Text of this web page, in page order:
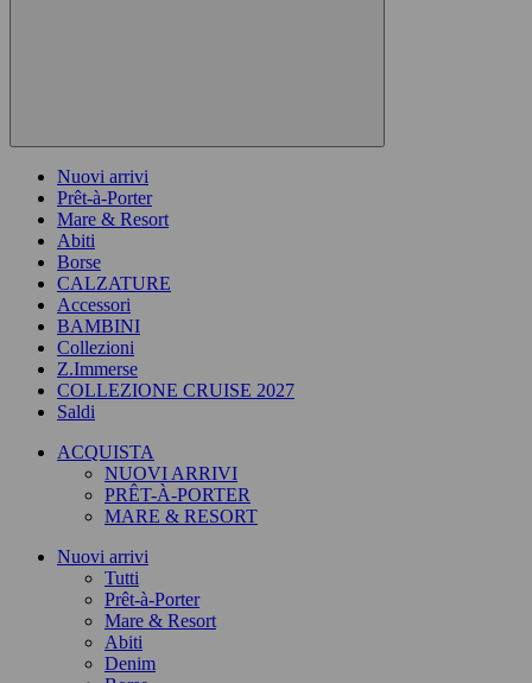
Nuovi arrivi
Prêt-à-Porter
Mare & Resort
Abiti
Borse
CALZATURE
Accessori
BAMBINI
Collezioni
Z.Immerse
COLLEZIONE CRUISE 2027
Saldi
ACQUISTA
NUOVI ARRIVI
PRÊT-À-PORTER
MARE & RESORT
Nuovi arrivi
Tutti
Prêt-à-Porter
Mare & Resort
Abiti
Denim